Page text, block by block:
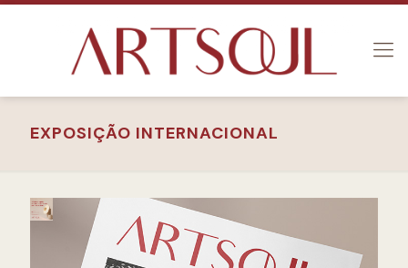
EXPOSIÇÃO INTERNACIONAL